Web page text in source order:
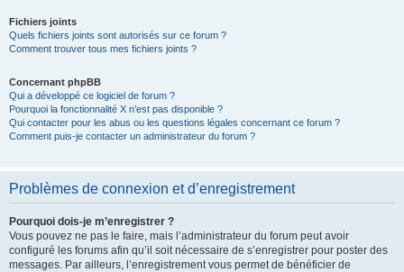
Fichiers joints
Quels fichiers joints sont autorisés sur ce forum ?
Comment trouver tous mes fichiers joints ?
Concernant phpBB
Qui a développé ce logiciel de forum ?
Pourquoi la fonctionnalité X n’est pas disponible ?
Qui contacter pour les abus ou les questions légales concernant ce forum ?
Comment puis-je contacter un administrateur du forum ?
Problèmes de connexion et d’enregistrement
Pourquoi dois-je m’enregistrer ?
Vous pouvez ne pas le faire, mais l’administrateur du forum peut avoir
configuré les forums afin qu’il soit nécessaire de s’enregistrer pour poster des
messages. Par ailleurs, l’enregistrement vous permet de bénéficier de